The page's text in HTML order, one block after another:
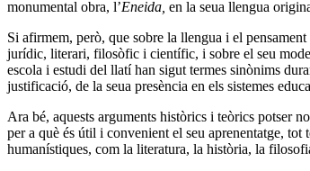
monumental obra, l’Eneida, en la seua llengua
Si afirmem, però, que sobre la llengua i el
jurídic, literari, filosòfic i científic, i sobre el seu
escola i estudi del llatí han sigut termes sinònims
justificació, de la seua presència en els sistemes
Ara bé, aquests arguments històrics i teòrics potser
per a què és útil i convenient el seu aprenentatge, tot
humanístiques, com la literatura, la història, la